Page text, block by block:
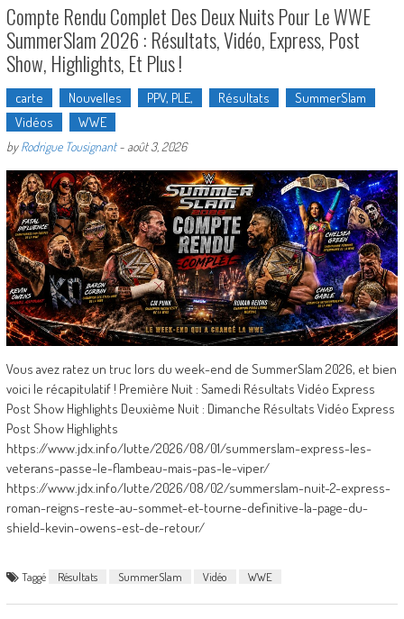
Compte Rendu Complet Des Deux Nuits Pour Le WWE
SummerSlam 2026 : Résultats, Vidéo, Express, Post
Show, Highlights, Et Plus !
carte Nouvelles PPV, PLE, Résultats
SummerSlam
Vidéos
WWE
byRodrigue Tousignant- août 3, 2026
Vous avez ratez un truc lors du week-end de SummerSlam 2026, et bien
voici le récapitulatif ! Première Nuit : Samedi Résultats Vidéo Express
Post Show Highlights Deuxième Nuit : Dimanche Résultats Vidéo Express
Post Show Highlights
https://www.jdx.info/lutte/2026/08/01/summerslam-express-les-
veterans-passe-le-flambeau-mais-pas-le-viper/
https://www.jdx.info/lutte/2026/08/02/summerslam-nuit-2-express-
roman-reigns-reste-au-sommet-et-tourne-definitive-la-page-du-
shield-kevin-owens-est-de-retour/
Taggé Résultats SummerSlam Vidéo WWE